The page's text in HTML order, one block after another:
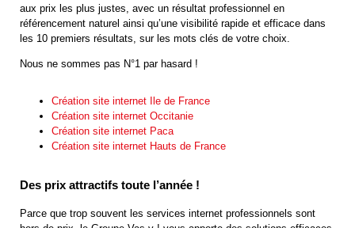
aux prix les plus justes, avec un résultat professionnel en
référencement naturel ainsi qu’une visibilité rapide et efficace dans
les 10 premiers résultats, sur les mots clés de votre choix.
Nous ne sommes pas N°1 par hasard !
Création site internet Ile de France
Création site internet Occitanie
Création site internet Paca
Création site internet Hauts de France
Des prix attractifs toute l’année !
Parce que trop souvent les services internet professionnels sont